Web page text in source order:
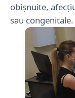
obișnuite,
sau congenitale.